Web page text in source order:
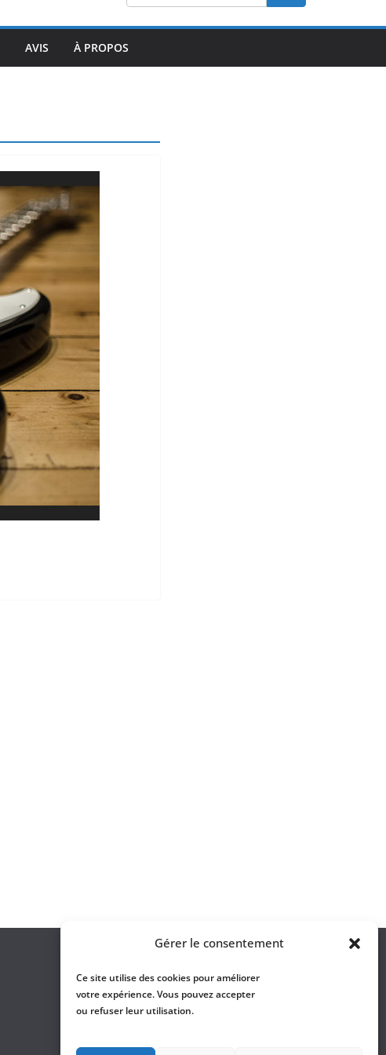
Gérer le consentement
Ce site utilise des cookies pour améliorer
votre expérience. Vous pouvez accepter
ou refuser leur utilisation.
AVIS À PROPOS